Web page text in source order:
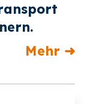
Mehr ➜